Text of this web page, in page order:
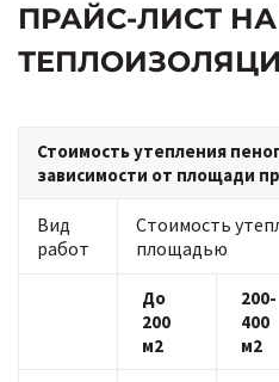
ПРАЙС-ЛИСТ
Стоимость утепления
зависимости от площади
Вид
работ
Стоимость
площадью
До
200
м2
200-
400
м2